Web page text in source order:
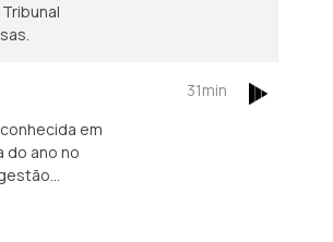
em
do ano no
31min